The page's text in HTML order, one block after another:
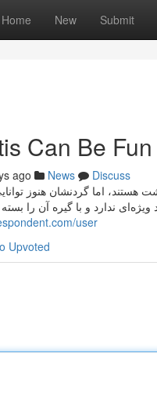
Home New Submit
Can Be
ago News
Discuss
هستند، اما گردنشان هنوز
ویژه‌ای ندارد و با گیره آن را
user
Upvoted